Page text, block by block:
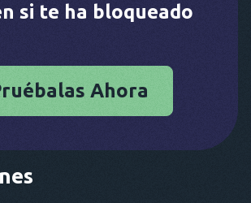
si te ha bloqueado
Ahora